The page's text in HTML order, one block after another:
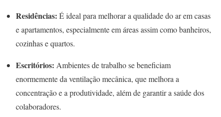
Residências: É ideal para melhorar a qualidade do ar em casas
e apartamentos, especialmente em áreas assim como banheiros,
cozinhas e quartos.
Escritórios: Ambientes de trabalho se beneficiam
enormemente da ventilação mecânica, que melhora a
concentração e a produtividade, além de garantir a saúde dos
colaboradores.